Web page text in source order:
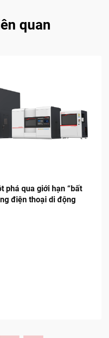
quan
phá qua giới hạn “bất
điện thoại di động